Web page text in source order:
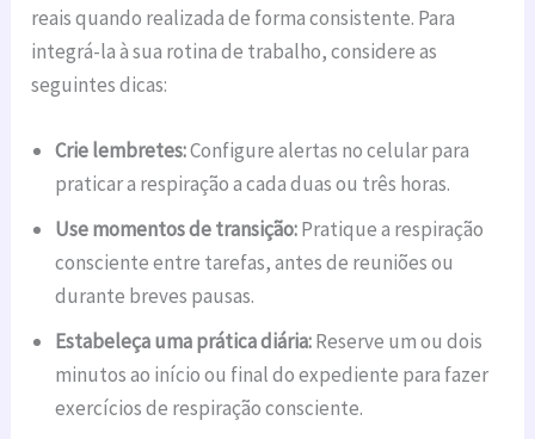
reais quando realizada de forma consistente. Para
integrá-la à sua rotina de trabalho, considere as
seguintes dicas:
Crie lembretes:Configure alertas no celular para
praticar a respiração a cada duas ou três horas.
Use momentos de transição:Pratique a respiração
consciente entre tarefas, antes de reuniões ou
durante breves pausas.
Estabeleça uma prática diária:Reserve um ou dois
minutos ao início ou final do expediente para fazer
exercícios de respiração consciente.